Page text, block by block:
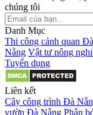
chúng tôi
Danh Mục
Thi công cảnh quan
Nẵng Vật tư nông
Tuyển dụng
Liên kết
Cây công trình Đà
vườn Đà Nẵng Phân